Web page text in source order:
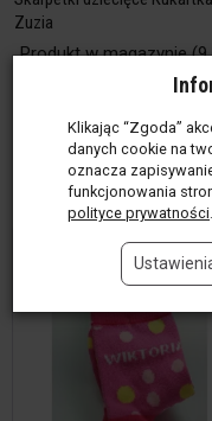
Zuzia
Produkt w magazynie(9
kpl.
Do koszyka
Klikając “Zgoda”
danych cookie na
oznacza
funkcjonowania
polityce prywatności